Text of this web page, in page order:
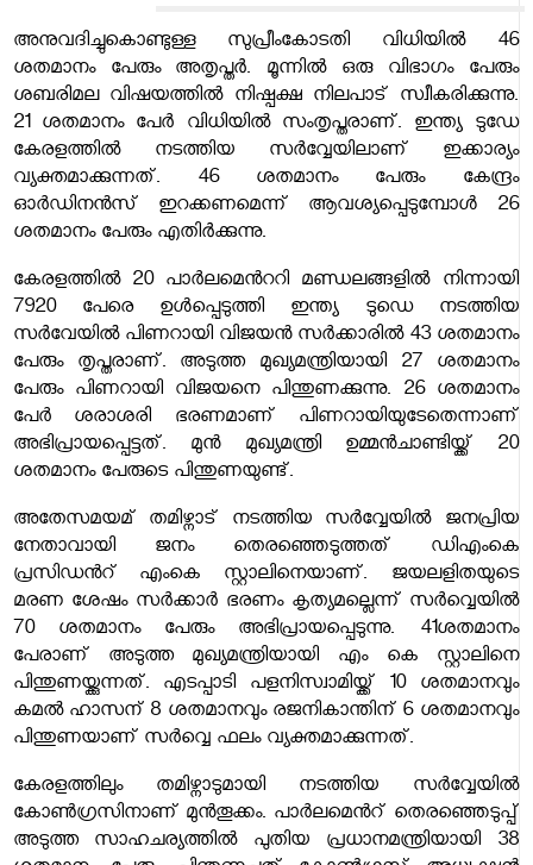
അനുവദിച്ചുകൊണ്ടുള്ള സുപ്രീംകോടതി വിധിയിൽ 46
ശതമാനം പേരും അതൃപ്തർ. മൂന്നില്‍ ഒരു വിഭാഗം പേരും
ശബരിമല വിഷയത്തില്‍ നിഷ്പക്ഷ നിലപാട് സ്വീകരിക്കുന്നു.
21 ശതമാനം പേര്‍ വിധിയില്‍ സംതൃപ്തരാണ്. ഇന്ത്യ ടുഡേ
കേരളത്തില്‍ നടത്തിയ സര്‍വ്വേയിലാണ് ഇക്കാര്യം
വ്യക്തമാക്കുന്നത്. 46 ശതമാനം പേരും കേന്ദ്രം
ഓര്‍ഡിനന്‍സ് ഇറക്കണമെന്ന് ആവശ്യപ്പെടുമ്പോള്‍ 26
ശതമാനം പേരും എതിർക്കുന്നു.
കേരളത്തില്‍ 20 പാര്‍ലമെന്‍ററി മണ്ഡലങ്ങളില്‍ നിന്നായി
7920 പേരെ ഉള്‍പ്പെടുത്തി ഇന്ത്യ ടുഡെ നടത്തിയ
സർവേയിൽ പിണറായി വിജയന്‍ സര്‍ക്കാരില്‍ 43 ശതമാനം
പേരും തൃപ്തരാണ്. അടുത്ത മുഖ്യമന്ത്രിയായി 27 ശതമാനം
പേരും പിണറായി വിജയനെ പിന്തുണക്കുന്നു. 26 ശതമാനം
പേര്‍ ശരാശരി ഭരണമാണ് പിണറായിയുടേതെന്നാണ്
അഭിപ്രായപ്പെട്ടത്. മുന്‍ മുഖ്യമന്ത്രി ഉമ്മന്‍ചാണ്ടിയ്ക്ക് 20
ശതമാനം പേരുടെ പിന്തുണയുണ്ട്.
അതേസമയമ് തമിഴ്നാട് നടത്തിയ സര്‍വ്വേയില്‍ ജനപ്രിയ
നേതാവായി ജനം തെരഞ്ഞെടുത്തത് ഡിഎംകെ
പ്രസി‍ഡന്‍റ് എംകെ സ്റ്റാലിനെയാണ്. ജയലളിതയുടെ
മരണ ശേഷം സര്‍ക്കാര്‍ ഭരണം കൃത്യമല്ലെന്ന് സര്‍വ്വെയില്‍
70 ശതമാനം പേരും അഭിപ്രായപ്പെടുന്നു. 41ശതമാനം
പേരാണ് അടുത്ത മുഖ്യമന്ത്രിയായി എം കെ സ്റ്റാലിനെ
പിന്തുണയ്ക്കുന്നത്. എടപ്പാടി പളനിസ്വാമിയ്ക്ക് 10 ശതമാനവും
കമല്‍ ഹാസന് 8 ശതമാനവും രജനികാന്തിന് 6 ശതമാനവും
പിന്തുണയാണ് സര്‍വ്വെ ഫലം വ്യക്തമാക്കുന്നത്.
കേരളത്തിലും തമിഴ്നാടുമായി നടത്തിയ സര്‍വ്വേയില്‍
കോണ്‍ഗ്രസിനാണ് മുന്‍തൂക്കം. പാര്‍ലമെന്‍റ് തെരഞ്ഞെടുപ്പ്
അടുത്ത സാഹചര്യത്തില്‍ പുതിയ പ്രധാനമന്ത്രിയായി 38